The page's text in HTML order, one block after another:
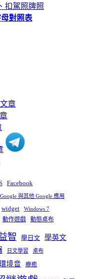
扣駕照牌照
對照表
Facebook
Google 與其他 Google 應用
widget Windows 7
動作遊戲 動態桌布
智 學日文 學英文
日文學習 桌布
境音 療癒